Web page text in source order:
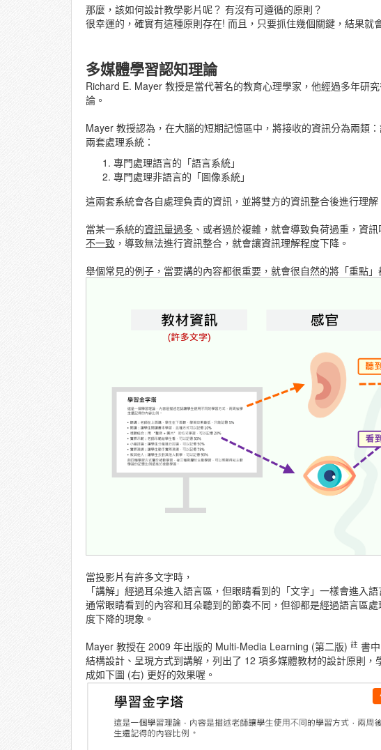
那麼，該如何設計教學影片呢？ 有沒有可遵循的原則？
很幸運的，確實有這種原則存在! 而且，只要抓住幾個關鍵，結果就
多媒體學習認知理論
Richard E. Mayer 教授是當代著名的教育心理學家，他經過多年研
論。
Mayer 教授認為，在大腦的短期記憶區中，將接收的資訊分為兩類
兩套處理系統：
專門處理語言的「語言系統」
專門處理非語言的「圖像系統」
這兩套系統會各自處理負責的資訊，並將雙方的資訊整合後進行理解
當某一系統的資訊量過多 、或者過於複雜，就會導致負荷過重，資
不一致 ，導致無法進行資訊整合，就會讓資訊理解程度下降。
舉個常見的例子，當要講的內容都很重要，就會很自然的將「重點
當投影片有許多文字時，
「講解」經過耳朵進入語言區，但眼睛看到的「文字」一樣會進入語
通常眼睛看到的內容和耳朵聽到的節奏不同，但卻都是經過語言區
度下降的現象。
Mayer 教授在 2009 年出版的 Multi-Media Learning (第二版) 註 書
結構設計、呈現方式到講解，列出了 12 項多媒體教材的設計原則
成如下圖 (右) 更好的效果喔。